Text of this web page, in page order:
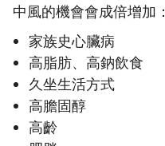
中風的機會會成倍增加：
家族史心臟病
高脂肪、高鈉飲食
久坐生活方式
高膽固醇
高齡